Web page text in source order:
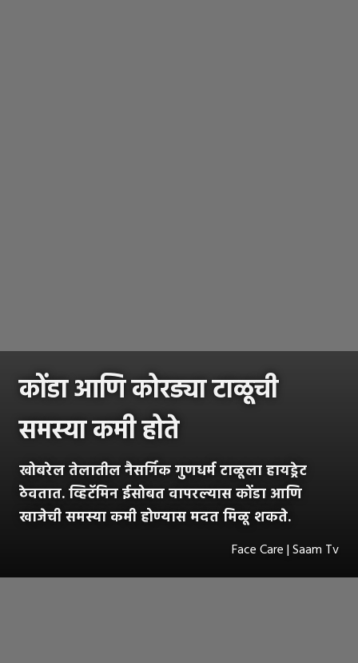
कोंडा आणि कोरड्या टाळूची
समस्या कमी होते
खोबरेल तेलातील नैसर्गिक गुणधर्म टाळूला हायड्रेट
ठेवतात. व्हिटॅमिन ईसोबत वापरल्यास कोंडा आणि
खाजेची समस्या कमी होण्यास मदत मिळू शकते.
Face Care | Saam Tv